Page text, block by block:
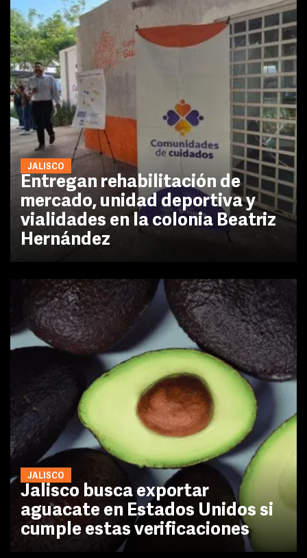
JALISCO
Entregan rehabilitación de
mercado, unidad deportiva y
vialidades en la colonia Beatriz
Hernández
JALISCO
Jalisco busca exportar
aguacate en Estados Unidos si
cumple estas verificaciones